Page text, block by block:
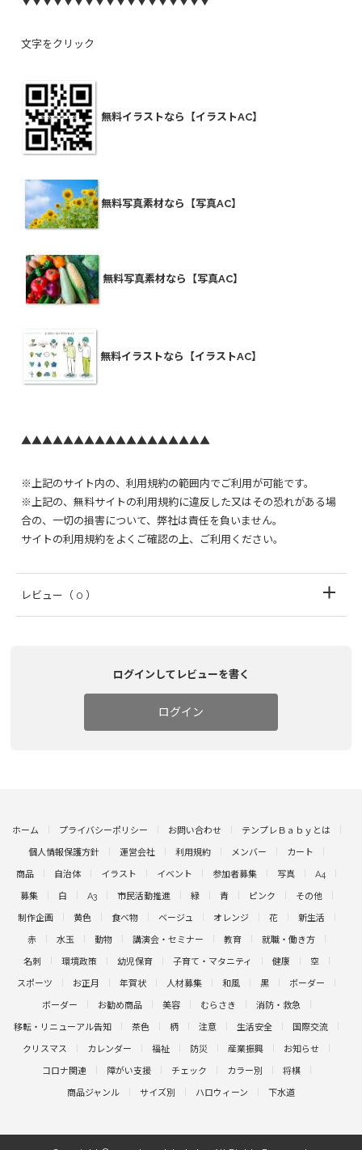
文字をクリック
無料イラストなら【イラストAC】
無料写真素材なら【写真AC】
無料写真素材なら【写真AC】
無料イラストなら【イラストAC】
▲▲▲▲▲▲▲▲▲▲▲▲▲▲▲▲▲▲
※上記のサイト内の、利用規約の範囲内でご利用が可能です。
※上記の、無料サイトの利用規約に違反した又はその恐れがある場
合の、一切の損害について、弊社は責任を負いません。
サイトの利用規約をよくご確認の上、ご利用ください。
レビュー （ 0 ）
ログインしてレビューを書く
ログイン
ホーム プライバシーポリシー お問い合わせ テンプレＢａｂｙとは
個人情報保護方針 運営会社 利用規約 メンバー カート
商品 自治体 イラスト イベント 参加者募集 写真 A4
募集 白 A3 市民活動推進 緑 青 ピンク その他
制作企画 黄色 食べ物 ベージュ オレンジ 花 新生活
赤 水玉 動物 講演会・セミナー 教育 就職・働き方
名刺 環境政策 幼児保育 子育て・マタニティ 健康 空
スポーツ お正月 年賀状 人材募集 和風 黒 ボーダー
ボーダー お勧め商品 美容 むらさき 消防・救急
移転・リニューアル告知 茶色 柄 注意 生活安全 国際交流
クリスマス カレンダー 福祉 防災 産業振興 お知らせ
コロナ関連 障がい支援 チェック カラー別 将棋
商品ジャンル サイズ別 ハロウィーン 下水道